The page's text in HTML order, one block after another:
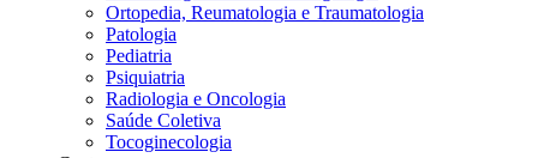
Ortopedia, Reumatologia e Traumatologia
Patologia
Pediatria
Psiquiatria
Radiologia e Oncologia
Saúde Coletiva
Tocoginecologia